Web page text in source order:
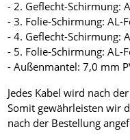
- 2. Geflecht-Schirmung:
- 3. Folie-Schirmung: AL-
- 4. Geflecht-Schirmung:
- 5. Folie-Schirmung: AL-
- Außenmantel: 7,0 mm
Jedes Kabel wird nach
Somit gewährleisten wir
nach der Bestellung